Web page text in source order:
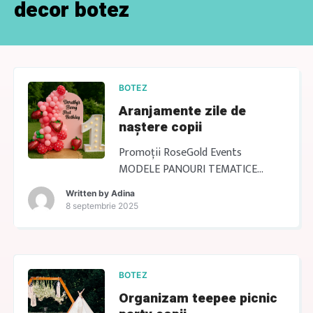
decor botez
BOTEZ
Aranjamente zile de
naștere copii
Promoții RoseGold Events
MODELE PANOURI TEMATICE
FOTOCORNER JUNGLE 1100 lei LA
DOLCE VITA 1100 lei GREECE MY
TEMATICE PICNIC TEMATIC 999 lei
PICNIC LEMON 999 lei ZONA
PANOURI TEMATICE LA DOLCE
Written by Adina
8 septembrie 2025
BOTEZ
Organizam teepee picnic